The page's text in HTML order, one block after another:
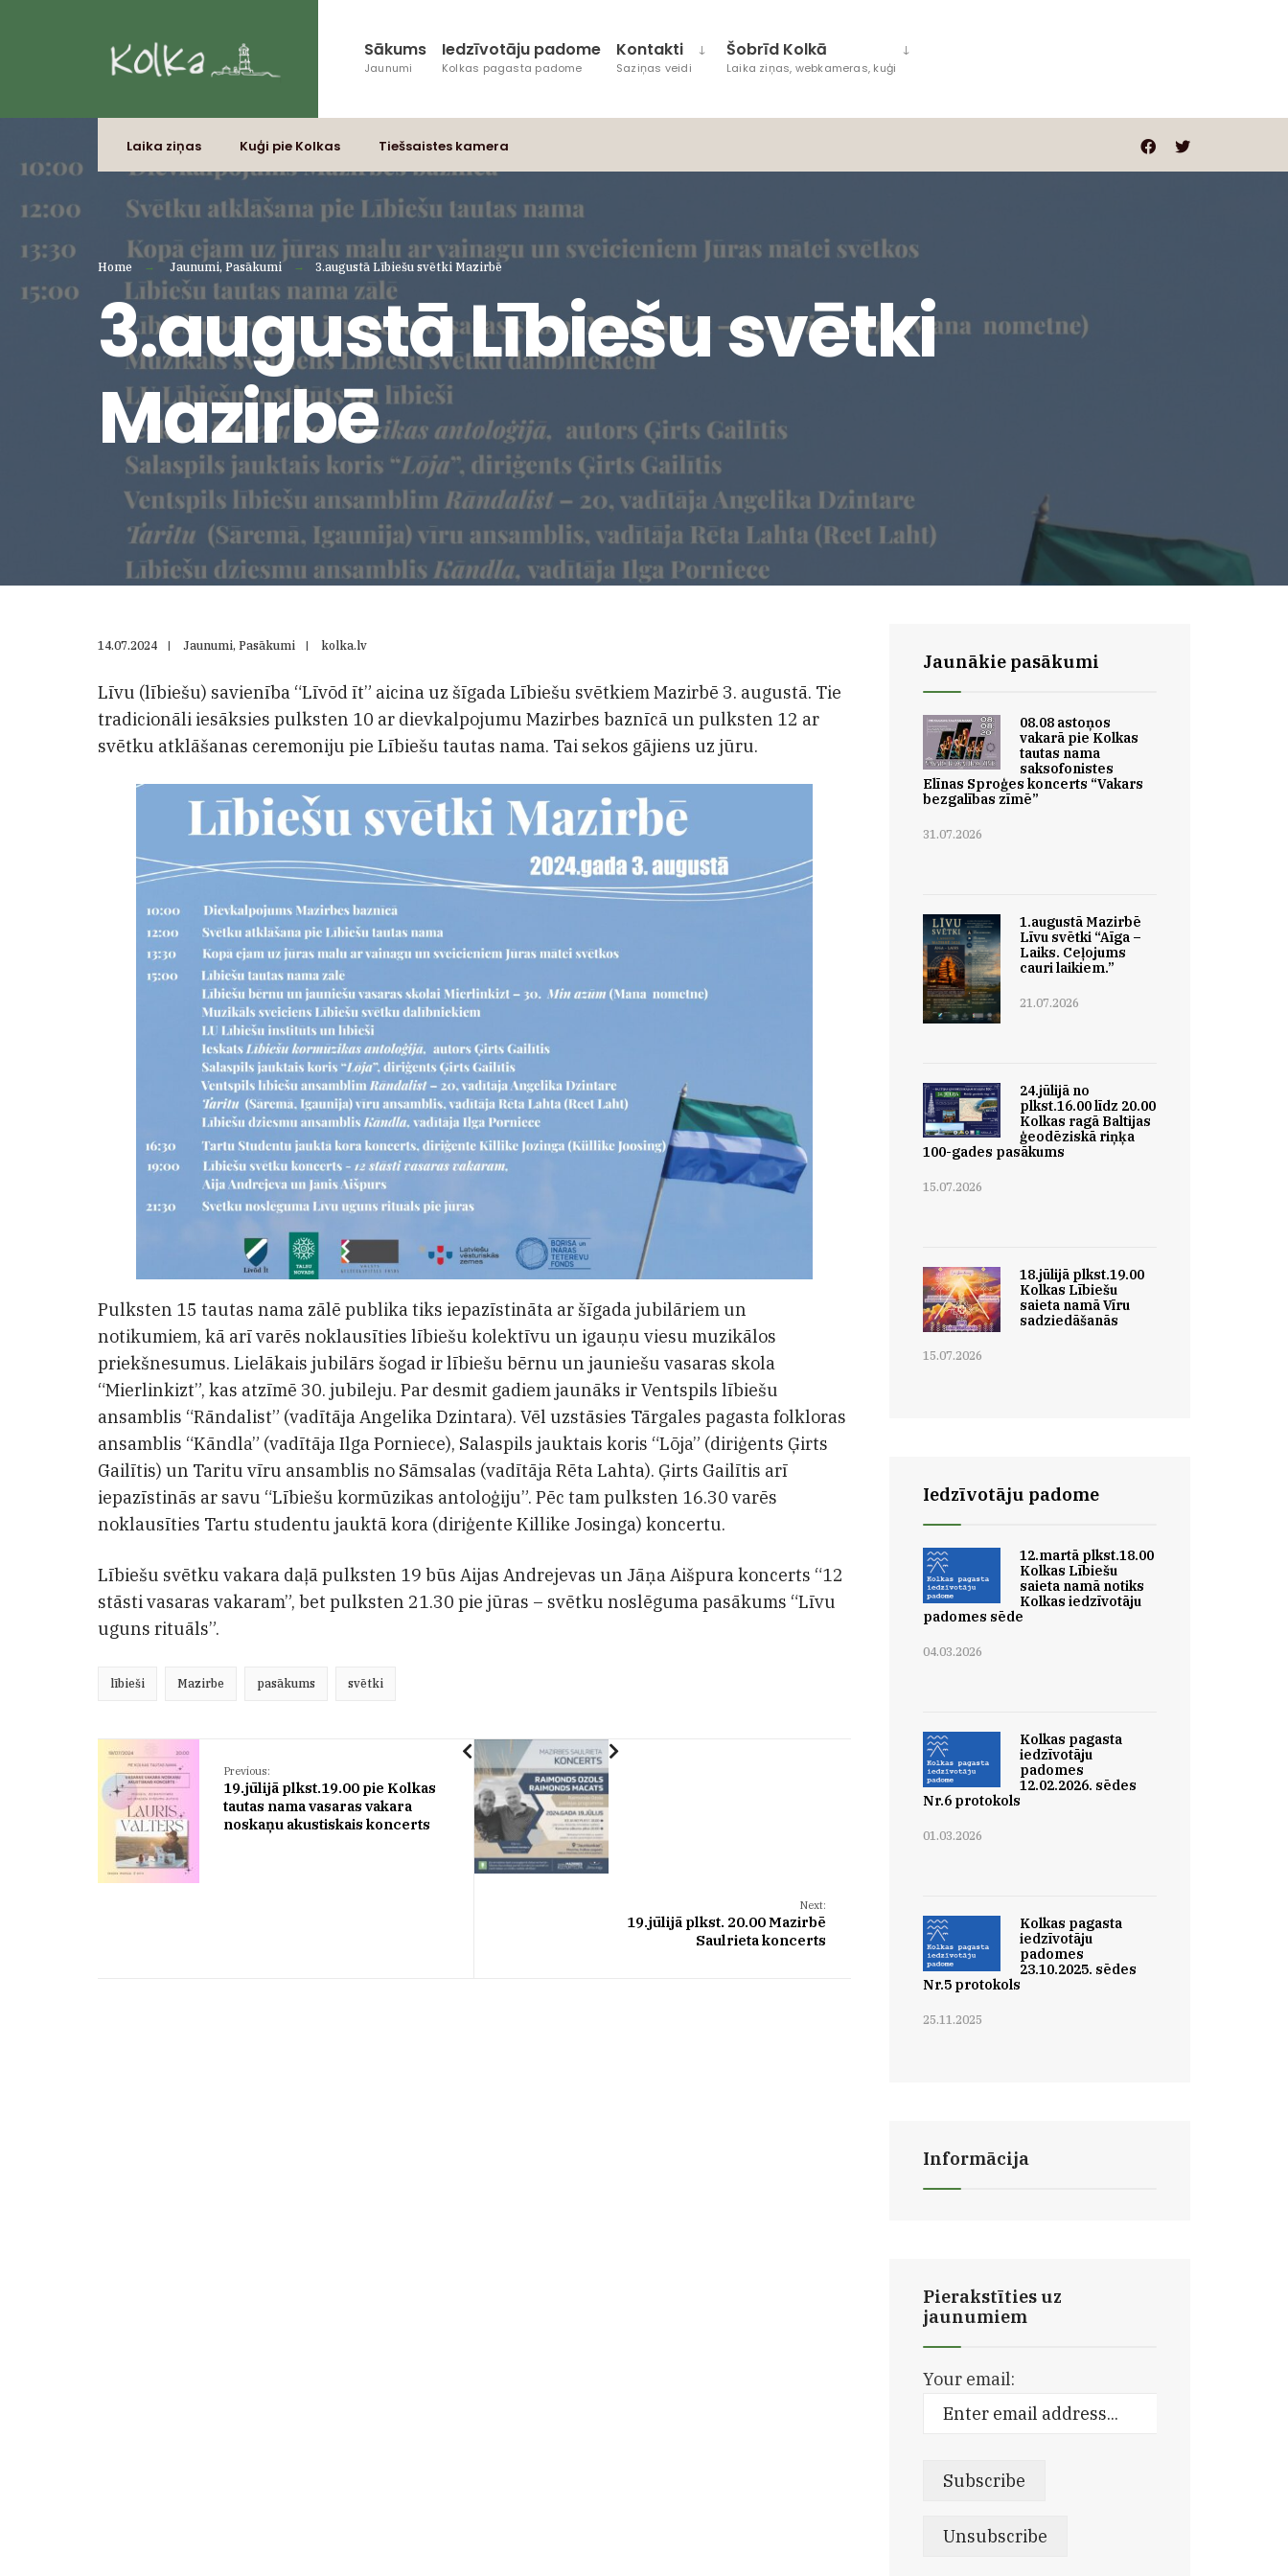
Sākums
Jaunumi
Iedzīvotāju padome
Kolkas pagasta padome
Kontakti
Saziņas veidi
Šobrīd Kolkā
Laika ziņas, webkameras, kuģi
Laika ziņas Kuģi pie Kolkas Tiešsaistes kamera
Home Jaunumi, Pasākumi 3.augustā Lībiešu svētki Mazirbē
3.augustā Lībiešu svētki
Mazirbē
14.07.2024 | Jaunumi, Pasākumi | kolka.lv
Līvu (lībiešu) savienība “Līvõd īt” aicina uz šīgada Lībiešu svētkiem Mazirbē 3. augustā. Tie
tradicionāli iesāksies pulksten 10 ar dievkalpojumu Mazirbes baznīcā un pulksten 12 ar
svētku atklāšanas ceremoniju pie Lībiešu tautas nama. Tai sekos gājiens uz jūru.
Pulksten 15 tautas nama zālē publika tiks iepazīstināta ar šīgada jubilāriem un
notikumiem, kā arī varēs noklausīties lībiešu kolektīvu un igauņu viesu muzikālos
priekšnesumus. Lielākais jubilārs šogad ir lībiešu bērnu un jauniešu vasaras skola
“Mierlinkizt”, kas atzīmē 30. jubileju. Par desmit gadiem jaunāks ir Ventspils lībiešu
ansamblis “Rāndalist” (vadītāja Angelika Dzintara). Vēl uzstāsies Tārgales pagasta folkloras
ansamblis “Kāndla” (vadītāja Ilga Porniece), Salaspils jauktais koris “Lōja” (diriģents Ģirts
Gailītis) un Taritu vīru ansamblis no Sāmsalas (vadītāja Rēta Lahta). Ģirts Gailītis arī
iepazīstinās ar savu “Lībiešu kormūzikas antoloģiju”. Pēc tam pulksten 16.30 varēs
noklausīties Tartu studentu jauktā kora (diriģente Killike Josinga) koncertu.
Lībiešu svētku vakara daļā pulksten 19 būs Aijas Andrejevas un Jāņa Aišpura koncerts “12
stāsti vasaras vakaram”, bet pulksten 21.30 pie jūras – svētku noslēguma pasākums “Līvu
uguns rituāls”.
lībieši Mazirbe pasākums svētki
Previous:
19.jūlijā plkst.19.00 pie Kolkas
tautas nama vasaras vakara
noskaņu akustiskais koncerts
Next:
19.jūlijā plkst. 20.00 Mazirbē
Saulrieta koncerts
Jaunākie pasākumi
08.08 astoņos
vakarā pie Kolkas
tautas nama
saksofonistes
Elīnas Sproģes koncerts “Vakars
bezgalības zīmē”
31.07.2026
1.augustā Mazirbē
Līvu svētki “Aīga –
Laiks. Ceļojums
cauri laikiem.”
21.07.2026
24.jūlijā no
plkst.16.00 līdz 20.00
Kolkas ragā Baltijas
ģeodēziskā riņķa
100-gades pasākums
15.07.2026
18.jūlijā plkst.19.00
Kolkas Lībiešu
saieta namā Vīru
sadziedāšanās
15.07.2026
Iedzīvotāju padome
12.martā plkst.18.00
Kolkas Lībiešu
saieta namā notiks
Kolkas iedzīvotāju
padomes sēde
04.03.2026
Kolkas pagasta
iedzīvotāju
padomes
12.02.2026. sēdes
Nr.6 protokols
01.03.2026
Kolkas pagasta
iedzīvotāju
padomes
23.10.2025. sēdes
Nr.5 protokols
25.11.2025
Informācija
Pierakstīties uz
jaunumiem
Your email: